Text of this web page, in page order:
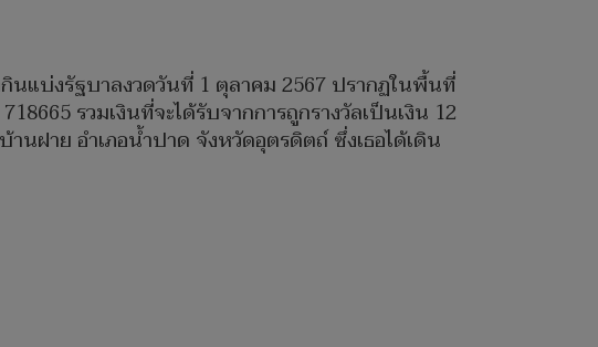
นแบ่งรัฐบาลงวดวันที่ 1 ตุลาคม 2567 ปรากฏในพื้นที่
รวมเงินที่จะได้รับจากการถูกรางวัลเป็นเงิน 12
ฝาย อำเภอน้ำปาด จังหวัดอุตรดิตถ์ ซึ่งเธอได้เดิน